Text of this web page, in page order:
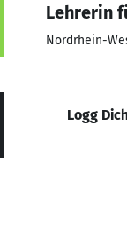
Lehrerin
Nordrhein-
Logg